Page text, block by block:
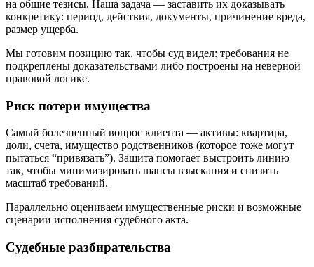
на общие тезисы. Наша задача — заставить их доказывать
конкретику: период, действия, документы, причинение вреда,
размер ущерба.
Мы готовим позицию так, чтобы суд видел: требования не
подкреплены доказательствами либо построены на неверной
правовой логике.
Риск потери имущества
Самый болезненный вопрос клиента — активы: квартира,
доли, счета, имущество родственников (которое тоже могут
пытаться “привязать”). Защита помогает выстроить линию
так, чтобы минимизировать шансы взыскания и снизить
масштаб требований.
Параллельно оцениваем имущественные риски и возможные
сценарии исполнения судебного акта.
Судебные разбирательства